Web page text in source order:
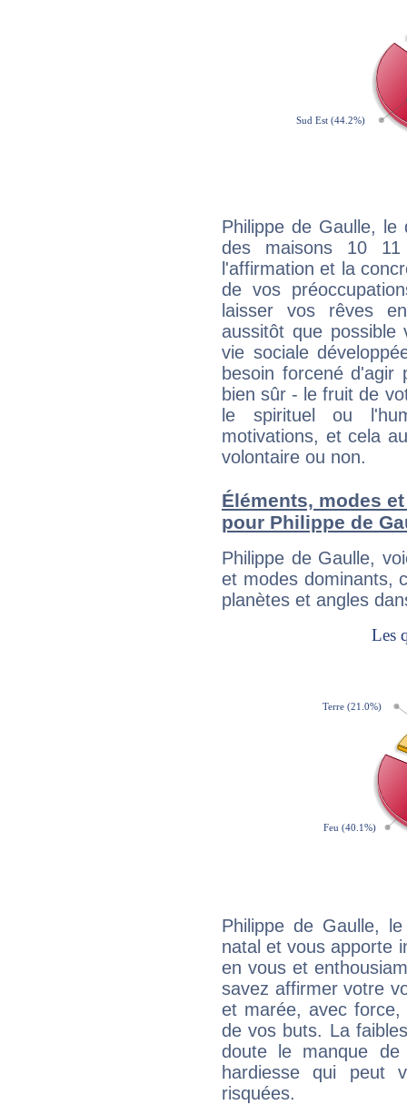
Philippe de Gaulle, le
des maisons 10
l'affirmation et la
de vos
laisser vos rêves
aussitôt que
vie sociale
besoin forcené
bien sûr - le fruit de
le spirituel ou
motivations, et cela
volontaire ou non.
Éléments, modes
pour Philippe de
Philippe de Gaulle,
et modes dominants,
planètes et angles
Philippe de Gaulle,
natal et vous apporte
en vous et
savez affirmer votre
et marée, avec
de vos buts. La
doute le manque
hardiesse qui peut
risquées.